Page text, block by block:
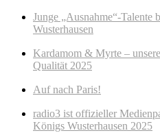
Junge „Ausnahme“-Talente
Wusterhausen
Kardamom & Myrte –
Qualität 2025
Auf nach Paris!
radio3 ist offizieller
Königs Wusterhausen 2025